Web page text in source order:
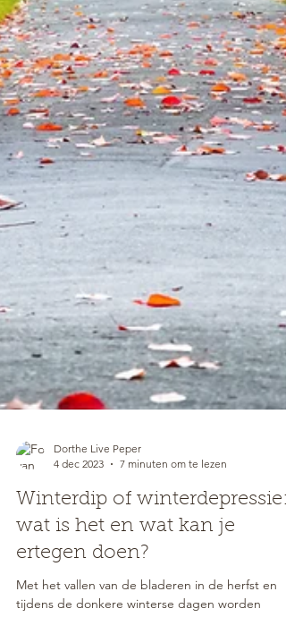
Dorthe Live Peper
4 dec 2023
7 minuten om te lezen
Winterdip of winterdepressie:
wat is het en wat kan je